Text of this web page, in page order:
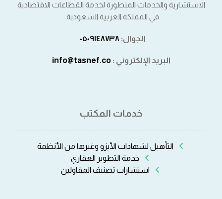
الاستشارية والخدمات المتطورة لخدمة القطاعات الاقتصادية
في المملكة العربية السعودية.
الجوال: ٠٥٠٩١٤٨٧٣٨⁩
البريد الإلكتروني :info@tasnef.co
خدمات المكتب
التأهيل لشهادات الأيزو وغيرها من الأنظمة
خدمة التطوير العقاري
استشارات تصنيف المقاولين